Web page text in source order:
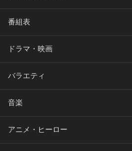
番組表
ドラマ・映画
バラエティ
音楽
アニメ・ヒーロー